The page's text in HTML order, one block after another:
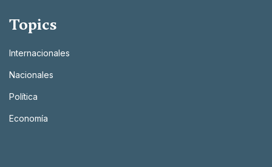
Topics
Internacionales
Nacionales
Política
Economía